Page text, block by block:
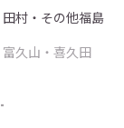
村・その他福島
久山・喜久田